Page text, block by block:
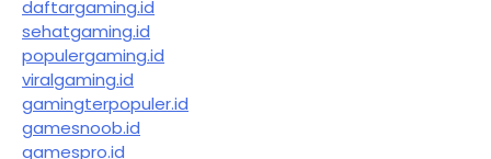
daftargaming.id
sehatgaming.id
populergaming.id
viralgaming.id
gamingterpopuler.id
gamesnoob.id
gamespro.id